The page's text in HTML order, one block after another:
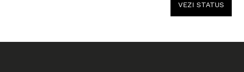
VEZI STATUS